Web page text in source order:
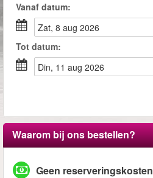
Vanaf datum:
zat, 8 aug 2026
Tot datum:
din, 11 aug 2026
Waarom bij ons bestellen?
Geen reserveringskosten